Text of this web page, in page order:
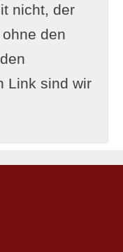
nicht, der
den
Link sind wir